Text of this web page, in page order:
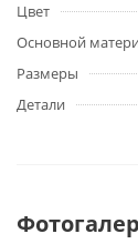
Цвет
Основной
Размеры
Детали